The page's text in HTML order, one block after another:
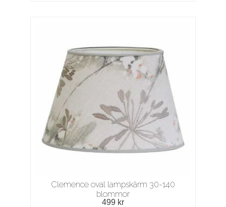
Clemence oval lampskärm 30-140
blommor
499 kr